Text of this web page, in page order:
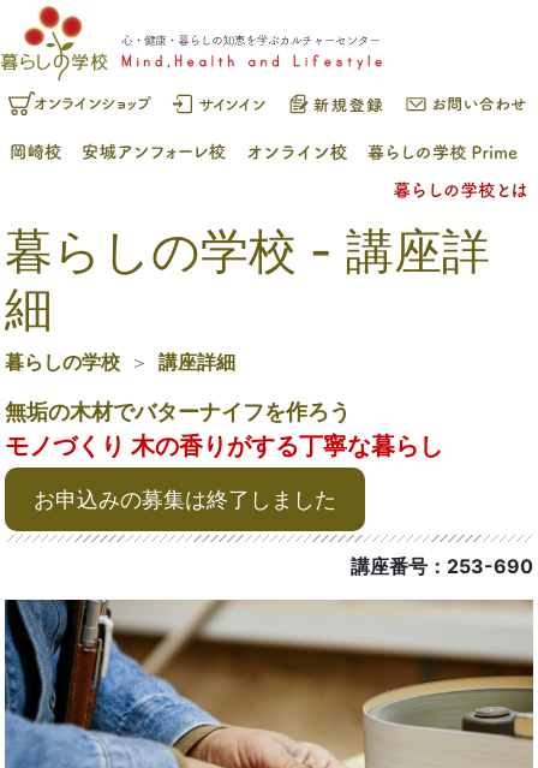
暮らしの学校 - 講座詳
細
暮らしの学校 講座詳細
無垢の木材でバターナイフを作ろう
モノづくり 木の香りがする丁寧な暮らし
お申込みの募集は終了しました
講座番号：253-690